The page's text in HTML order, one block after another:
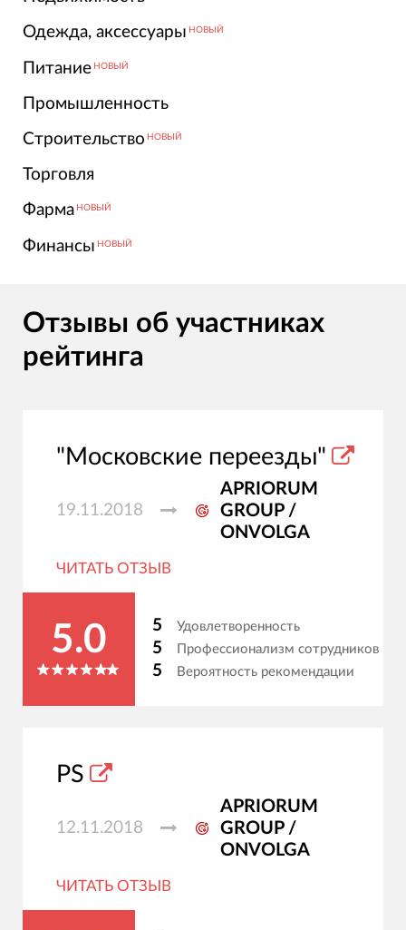
Одежда, аксессуары НОВЫЙ
Питание НОВЫЙ
Промышленность
Строительство НОВЫЙ
Торговля
Фарма НОВЫЙ
Финансы НОВЫЙ
Отзывы об участниках
рейтинга
"Московские переезды"
19.11.2018
APRIORUM
GROUP /
ONVOLGA
ЧИТАТЬ ОТЗЫВ
5.0 5 Удовлетворенность
5 Профессионализм сотрудников
5 Вероятность рекомендации
PS
12.11.2018
APRIORUM
GROUP /
ONVOLGA
ЧИТАТЬ ОТЗЫВ